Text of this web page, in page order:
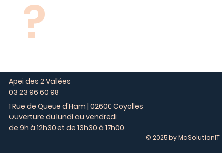
?
Apei des 2 Vallées
03 23 96 60 98
1 Rue de Queue d'Ham | 02600 Coyolles
Ouverture du lundi au vendredi
de 9h à 12h30 et de 13h30 à 17h00
© 2025 by MaSolutionIT